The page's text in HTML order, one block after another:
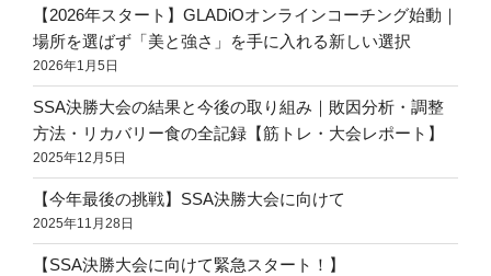
【2026年スタート】GLADiOオンラインコーチング始動｜
場所を選ばず「美と強さ」を手に入れる新しい選択
2026年1月5日
SSA決勝大会の結果と今後の取り組み｜敗因分析・調整
方法・リカバリー食の全記録【筋トレ・大会レポート】
2025年12月5日
【今年最後の挑戦】SSA決勝大会に向けて
2025年11月28日
【SSA決勝大会に向けて緊急スタート！】